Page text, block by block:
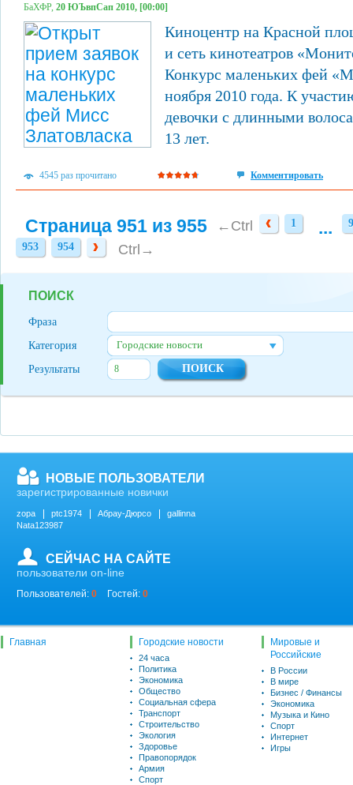
БаХФР, 20 ЮЪвпСап 2010, [00:00]
Киноцентр на Красной
и сеть кинотеатров
Конкурс маленьких фей
ноября 2010 года. К
девочки с длинными
13 лет.
4545 раз прочитано Комментировать
Страница 951 из 955 ←Ctrl 1
1 ...
953
953 954
954 Ctrl→
ПОИСК
Фраза
Категория
Городские новости
Результаты
НОВЫЕ ПОЛЬЗОВАТЕЛИ
зарегистрированные новички
zopa ptc1974 Абрау-Дюрсо
gallinna
Nata123987
СЕЙЧАС НА САЙТЕ
пользователи on-line
Пользователей: 0 Гостей: 0
Главная Городские новости
24 часа
Политика
Экономика
Общество
Социальная сфера
Транспорт
Строительство
Экология
Здоровье
Правопорядок
Армия
Спорт
Мировые и
Российские
В России
В мире
Бизнес / Финансы
Экономика
Музыка и Кино
Спорт
Интернет
Игры